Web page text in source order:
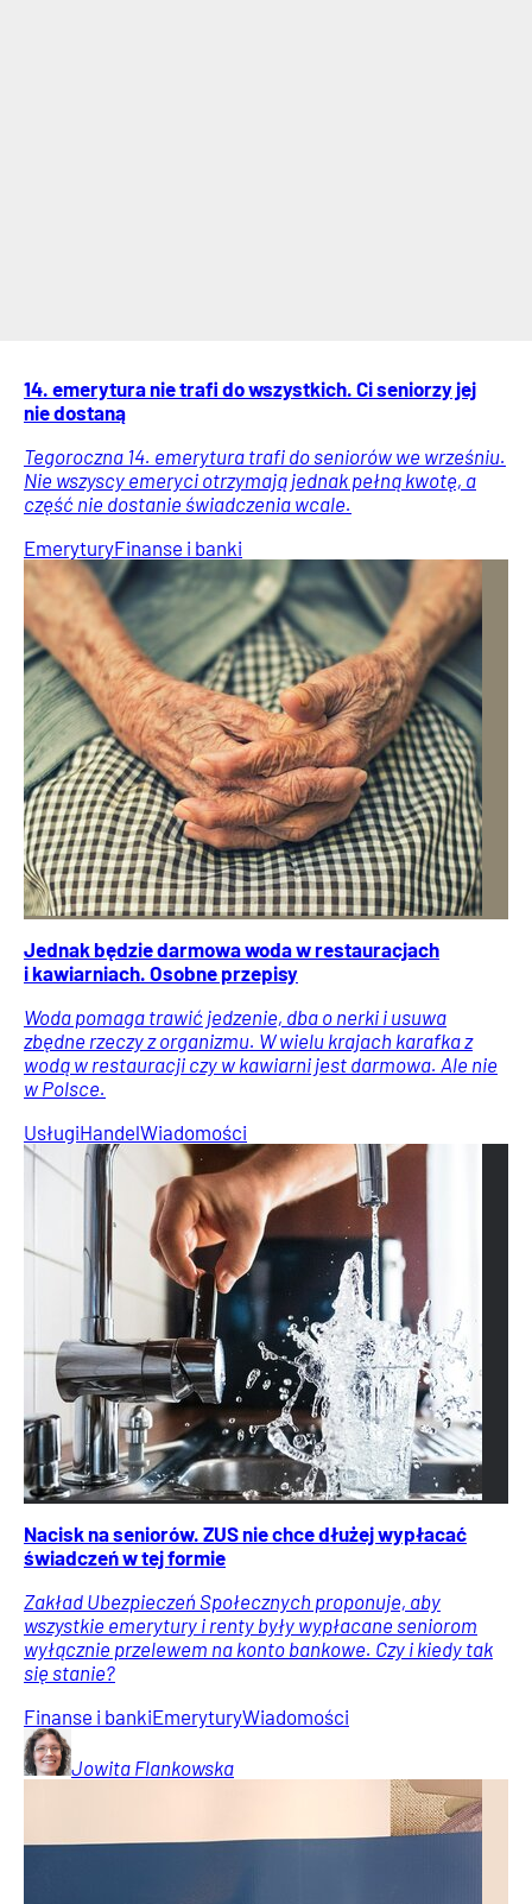
14. emerytura nie trafi do wszystkich. Ci seniorzy jej
nie dostaną
Tegoroczna 14. emerytura trafi do seniorów we wrześniu.
Nie wszyscy emeryci otrzymają jednak pełną kwotę, a
część nie dostanie świadczenia wcale.
EmeryturyFinanse i banki
Jednak będzie darmowa woda w restauracjach
i kawiarniach. Osobne przepisy
Woda pomaga trawić jedzenie, dba o nerki i usuwa
zbędne rzeczy z organizmu. W wielu krajach karafka z
wodą w restauracji czy w kawiarni jest darmowa. Ale nie
w Polsce.
UsługiHandelWiadomości
Nacisk na seniorów. ZUS nie chce dłużej wypłacać
świadczeń w tej formie
Zakład Ubezpieczeń Społecznych proponuje, aby
wszystkie emerytury i renty były wypłacane seniorom
wyłącznie przelewem na konto bankowe. Czy i kiedy tak
się stanie?
Finanse i bankiEmeryturyWiadomości
Jowita Flankowska